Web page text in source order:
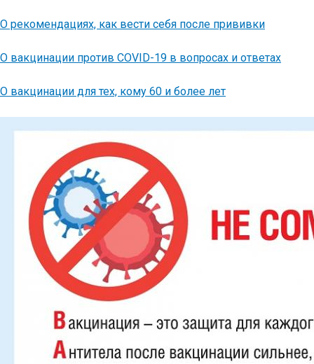
О рекомендациях, как вести себя после прививки
О вакцинации против COVID-19 в вопросах и ответах
О вакцинации для тех, кому 60 и более лет